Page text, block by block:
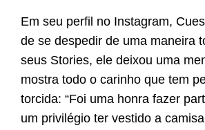
Em seu perfil no Instagram,
de se despedir de uma maneira
seus Stories, ele deixou uma
mostra todo o carinho que tem
torcida: “Foi uma honra fazer
um privilégio ter vestido a